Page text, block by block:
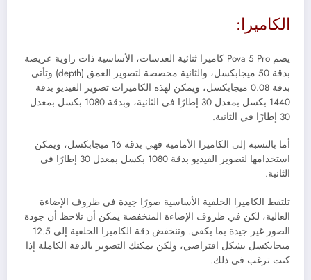
الكاميرا:
يضم Pova 5 Pro كاميرا ثنائية العدسات، الأساسية ذات زاوية عريضة
بدقة 50 ميجابكسل، والثانية مخصصة لتصوير العمق (
depth) وتأتي
بدقة 0.08 ميجابكسل، ويمكن لهذه الكاميرات تصوير الفيديو بدقة
1440 بكسل بمعدل 30 إطارًا في الثانية، وبدقة 1080 بكسل بمعدل
30 إطارًا في الثانية.
أما بالنسبة إلى الكاميرا الأمامية فهي بدقة 16 ميجابكسل، ويمكن
استخدامها لتصوير الفيديو بدقة 1080 بكسل بمعدل 30 إطارًا في
الثانية.
تلتقط الكاميرا الخلفية الأساسية صورًا جيدة في ظروف الإضاءة
العالية، لكن في ظروف الإضاءة المنخفضة يمكن أن تلاحظ أن جودة
الصور غير جيدة بما يكفي. و
تنخفض دقة الكاميرا الخلفية إلى 12.5
ميجابكسل بشكل افتراضي، ولكن يمكنك التصوير بالدقة الكاملة إذا
كنت ترغب في ذلك.